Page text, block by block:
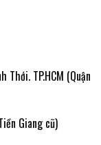
TP.HCM (Quận
Giang cũ)